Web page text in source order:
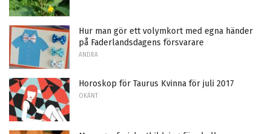
Hur man gör ett volymkort med egna händer
på Faderlandsdagens försvarare
ANDRA
Horoskop för Taurus Kvinna för juli 2017
OKÄNT